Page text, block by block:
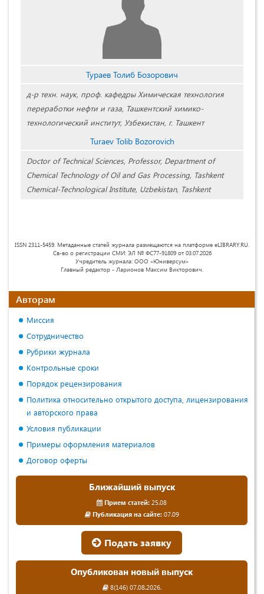
Тураев Толиб Бозорович
д-р техн. наук, проф. кафедры Химическая технология
переработки нефти и газа, Ташкентский химико-
технологический институт, Узбекистан, г. Ташкент
Turaev Tolib Bozorovich
Doctor of Technical Sciences, Professor, Department of
Chemical Technology of Oil and Gas Processing, Tashkent
Chemical-Technological Institute, Uzbekistan, Tashkent
ISSN 2311-5459. Метаданные статей журнала размещаются на платформе eLIBRARY.RU.
Св-во о регистрации СМИ: ЭЛ № ФС77-91809 от 03.07.2026
Учредитель журнала: ООО «Юниверсум»
Главный редактор - Ларионов Максим Викторович.
Авторам
Миссия
Сотрудничество
Рубрики журнала
Контрольные сроки
Порядок рецензирования
Политика относительно открытого доступа, лицензирования
и авторского права
Условия публикации
Примеры оформления материалов
Договор оферты
Ближайший выпуск
Прием статей: 25.08
Публикация на сайте:07.09
Подать заявку
Опубликован новый выпуск
8(146) 07.08.2026.